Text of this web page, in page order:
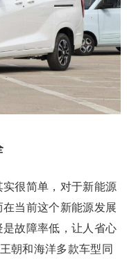
很简单，对于新能源
当前这个新能源发展
故障率低，让人省心
朝和海洋多款车型同